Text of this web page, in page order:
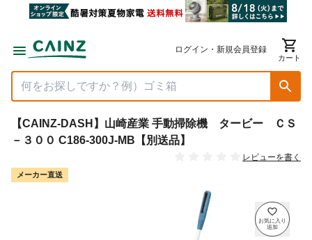
ログイン・新規会員登録
カート
【CAINZ-DASH】山崎産業 手動掃除機 タービー ＣＳ
－３００ C186-300J-MB【別送品】
レビューを書く
メーカー直送